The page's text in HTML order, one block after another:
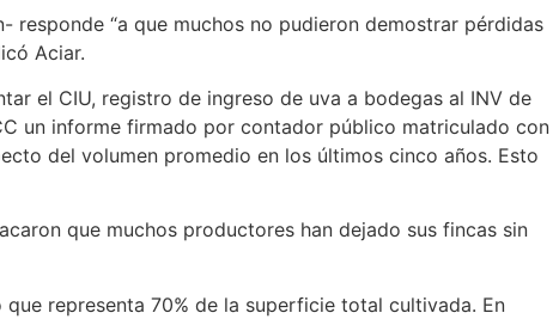
“a que muchos no pudieron demostrar pérdidas
Aciar.
el CIU, registro de ingreso de uva a bodegas al INV de
un informe firmado por contador público matriculado con
del volumen promedio en los últimos cinco años. Esto
que muchos productores han dejado sus fincas sin
representa 70% de la superficie total cultivada. En